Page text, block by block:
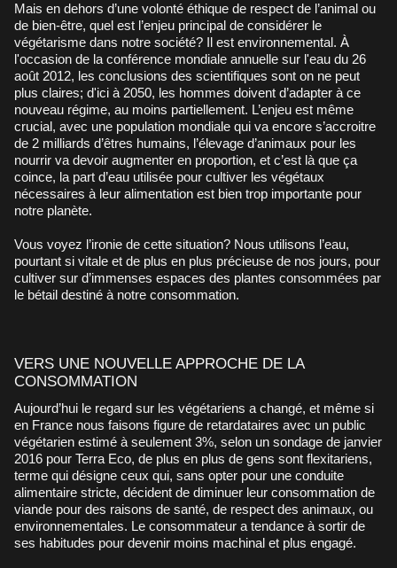
Mais en dehors d’une volonté éthique de respect de l’animal ou
de bien-être, quel est l’enjeu principal de considérer le
végétarisme dans notre société? Il est environnemental. À
l'occasion de la conférence mondiale annuelle sur l'eau du 26
août 2012, les conclusions des scientifiques sont on ne peut
plus claires; d'ici à 2050, les hommes doivent d’adapter à ce
nouveau régime, au moins partiellement. L’enjeu est même
crucial, avec une population mondiale qui va encore s’accroitre
de 2 milliards d’êtres humains, l’élevage d’animaux pour les
nourrir va devoir augmenter en proportion, et c’est là que ça
coince, la part d’eau utilisée pour cultiver les végétaux
nécessaires à leur alimentation est bien trop importante pour
notre planète.
Vous voyez l’ironie de cette situation? Nous utilisons l’eau,
pourtant si vitale et de plus en plus précieuse de nos jours, pour
cultiver sur d’immenses espaces des plantes consommées par
le bétail destiné à notre consommation.
VERS UNE NOUVELLE APPROCHE DE LA
CONSOMMATION
Aujourd’hui le regard sur les végétariens a changé, et même si
en France nous faisons figure de retardataires avec un public
végétarien estimé à seulement 3%, selon un sondage de janvier
2016 pour Terra Eco, de plus en plus de gens sont flexitariens,
terme qui désigne ceux qui, sans opter pour une conduite
alimentaire stricte, décident de diminuer leur consommation de
viande pour des raisons de santé, de respect des animaux, ou
environnementales. Le consommateur a tendance à sortir de
ses habitudes pour devenir moins machinal et plus engagé.